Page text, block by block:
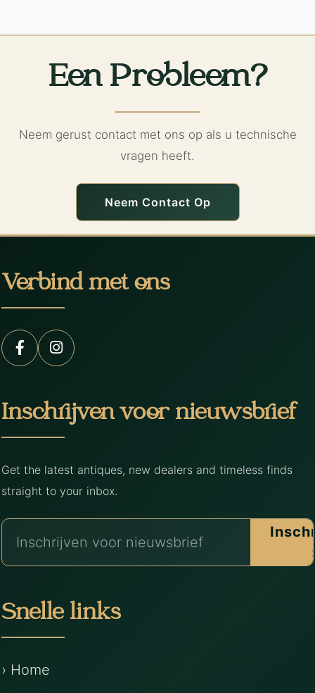
Een Probleem?
Neem gerust contact met ons op als u technische
vragen heeft.
Neem Contact Op
Verbind met ons
Inschrijven voor nieuwsbrief
Get the latest antiques, new dealers and timeless finds
straight to your inbox.
Snelle links
› Home